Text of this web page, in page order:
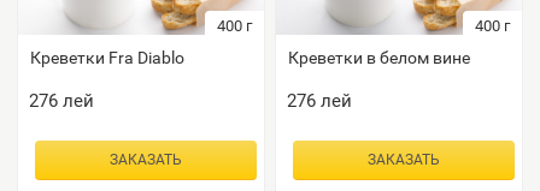
400 г
Креветки Fra Diablo
276лей
ЗАКАЗАТЬ
400 г
Креветки в белом вине
276лей
ЗАКАЗАТЬ